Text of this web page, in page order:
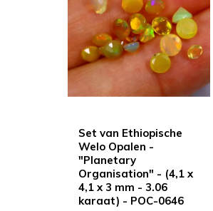
Set van Ethiopische
Welo Opalen -
"Planetary
Organisation" - (4,1 x
4,1 x 3 mm - 3.06
karaat) - POC-0646